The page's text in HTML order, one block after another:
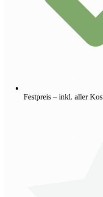
Festpreis – inkl. aller